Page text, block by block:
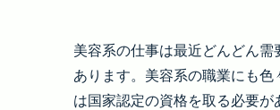
美容系の仕事は最近どんどん
あります。美容系の職業にも
は国家認定の資格を取る必要